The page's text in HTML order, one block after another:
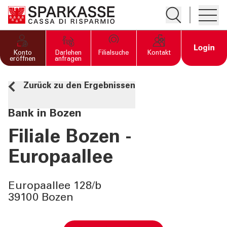
Suche öffnen
PRIVATKUNDEN UND
FAMILIEN
GESCHÄFTSKUNDEN
DIENSTLEISTUNGEN
PRIVATKUNDEN
DIENSTLEISTUNGEN
Konto
eröffnen
Darlehen
anfragen
Filialsuche Kontakt Open
Zurück zu den Ergebnissen
Bank in Bozen
Filiale Bozen -
Europaallee
Europaallee 128/b
39100 Bozen